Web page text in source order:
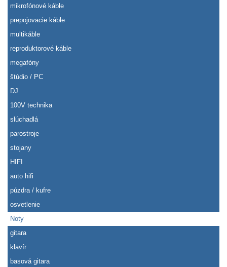
mikrofónové káble
prepojovacie káble
multikáble
reproduktorové káble
megafóny
štúdio / PC
DJ
100V technika
slúchadlá
parostroje
stojany
HIFI
auto hifi
púzdra / kufre
osvetlenie
Noty
gitara
klavír
basová gitara